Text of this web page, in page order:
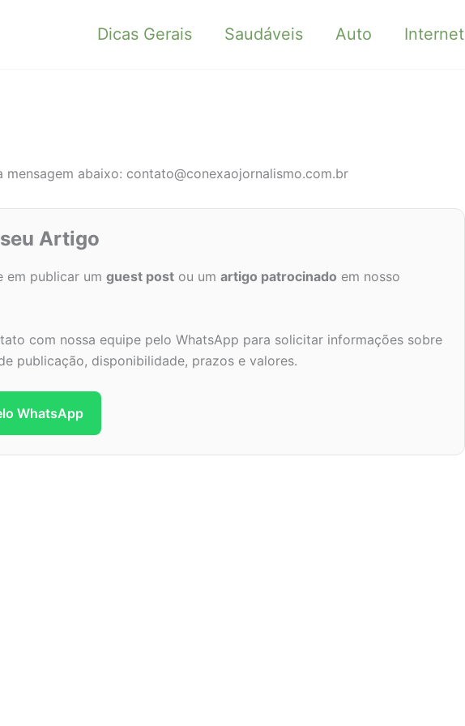
Dicas Gerais Saudáveis Auto Internet
abaixo: contato@conexaojornalismo.com.br
seu Artigo
em publicar um guest post ou um artigo patrocinado em nosso
com nossa equipe pelo WhatsApp para solicitar informações sobre
publicação, disponibilidade, prazos e valores.
WhatsApp